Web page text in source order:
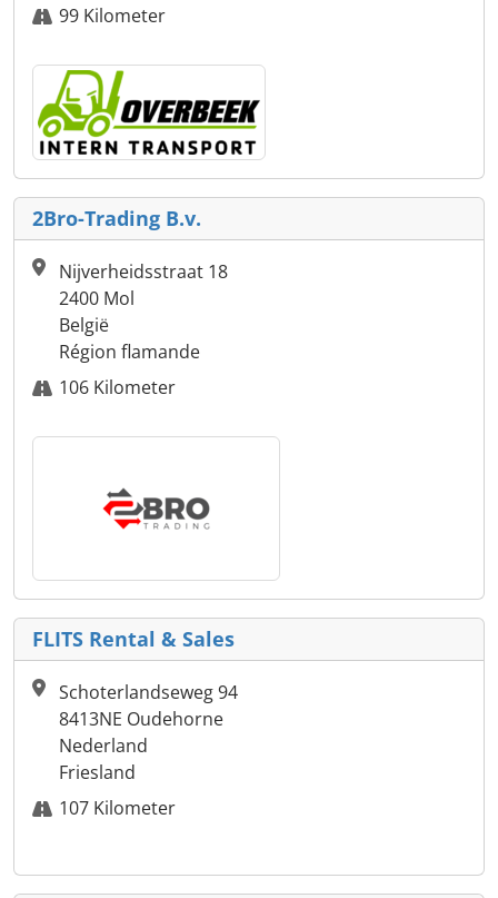
99 Kilometer
2Bro-Trading B.v.
Nijverheidsstraat 18
2400 Mol
België
Région flamande
106 Kilometer
FLITS Rental & Sales
Schoterlandseweg 94
8413NE Oudehorne
Nederland
Friesland
107 Kilometer